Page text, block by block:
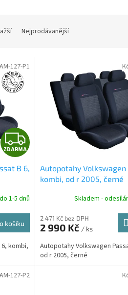
Nejprodávanější
Z
D
R
M
A
ZDARMA
B 6,
1-5 dnů
košíku
kombi,
AM-127-P1
Autopotahy Volkswagen
kombi, od r 2005, černé
Skladem -
2 471 Kč bez DPH
2 990 Kč / ks
Autopotahy Volkswagen
od r 2005, černé
AM-127-P2